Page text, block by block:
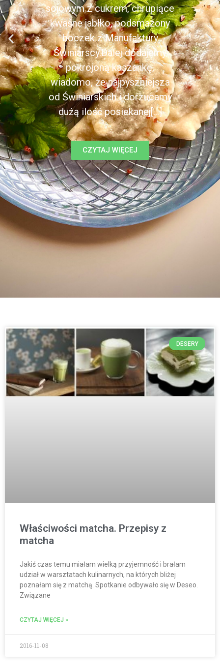
sojowym z cukrem, chrupiące
kwaśne jabłko, podsmażony
boczek z Manufaktury
Świniarscy.Dalej dodajemy
pokrojoną kaszankę,
wiadomo, że najpyszniejsza
od Świniarskich i dorzucamy
dużą ilość posiekanej[...]
CZYTAJ WIĘCEJ
DESERY
Właściwości matcha. Przepisy z
matcha
Jakiś czas temu miałam wielką przyjemność i brałam
udział w warsztatach kulinarnych, na których bliżej
poznałam się z matchą. Spotkanie odbywało się w Deseo.
Związane
CZYTAJ WIĘCEJ »
2016-11-08